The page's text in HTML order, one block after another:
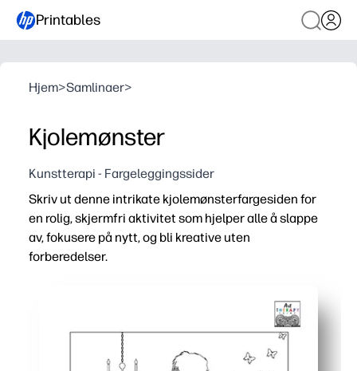
Printables
Hjem>Samlinaer>
Kjolemønster
Kunstterapi - Fargeleggingssider
Skriv ut denne intrikate kjolemønsterfargesiden for
en rolig, skjermfri aktivitet som hjelper alle å slappe
av, fokusere på nytt, og bli kreative uten
forberedelser.
Detaljerte mønstre bygger finmotoriske ferdigheter,
Allsidig for alle aldre - fargestifter for små hender,
Enkeltsidig, svart-hvitt-design sparer blekk og holder